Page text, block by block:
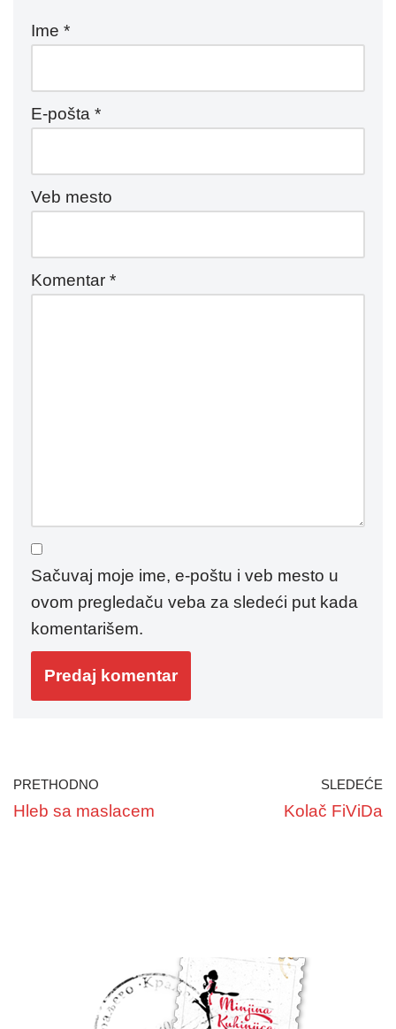
Ime *
E-pošta *
Veb mesto
Komentar *
Sačuvaj moje ime, e-poštu i veb mesto u
ovom pregledaču veba za sledeći put kada
komentarišem.
PRETHODNO
Hleb sa maslacem
SLEDEĆE
Kolač FiViDa